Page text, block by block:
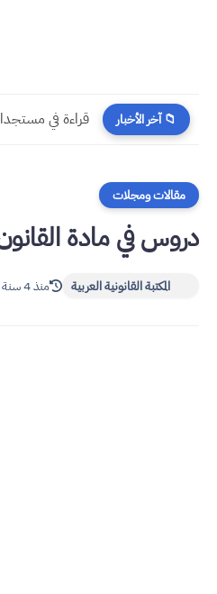
📁 آخر الأخبار
مقالات ومجلات
دروس في مادة
المكتبة القانونية العربية منذ 4 سنة